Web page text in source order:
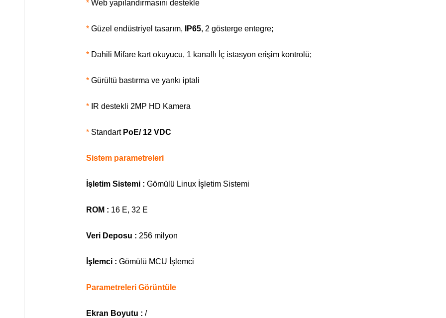
* Web yapılandırmasını destekle
* Güzel endüstriyel tasarım, IP65, 2 gösterge entegre;
* Dahili Mifare kart okuyucu, 1 kanallı İç istasyon erişim kontrolü;
* Gürültü bastırma ve yankı iptali
* IR destekli 2MP HD Kamera
* Standart PoE/ 12 VDC
Sistem parametreleri
İşletim Sistemi : Gömülü Linux İşletim Sistemi
ROM : 16 E, 32 E
Veri Deposu : 256 milyon
İşlemci : Gömülü MCU İşlemci
Parametreleri Görüntüle
Ekran Boyutu : /